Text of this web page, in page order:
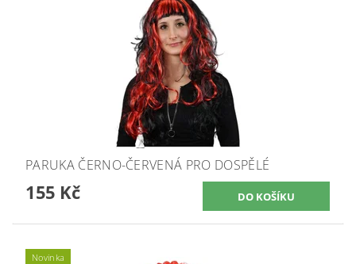
PARUKA ČERNO-ČERVENÁ PRO DOSPĚLÉ
155 Kč
Novinka